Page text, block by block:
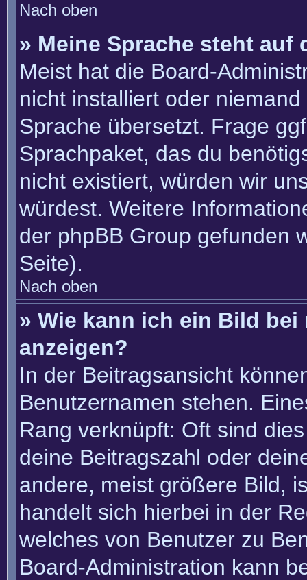
Nach oben
» Meine Sprache steht
Meist hat die Board-
nicht installiert oder
Sprache übersetzt. Frage
Sprachpaket, das du
nicht existiert, würden wir
würdest. Weitere
der phpBB Group gefunden
Seite).
Nach oben
» Wie kann ich ein Bild bei
anzeigen?
In der Beitragsansicht
Benutzernamen stehen.
Rang verknüpft: Oft sind
deine Beitragszahl oder
andere, meist größere Bild,
handelt sich hierbei in der
welches von Benutzer zu
Board-Administration kann